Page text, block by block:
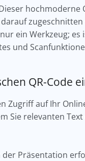
hochmoderne
ein Werkzeug; es
und
QR-Code
Zugriff auf Ihr
Sie relevanten
Präsentation